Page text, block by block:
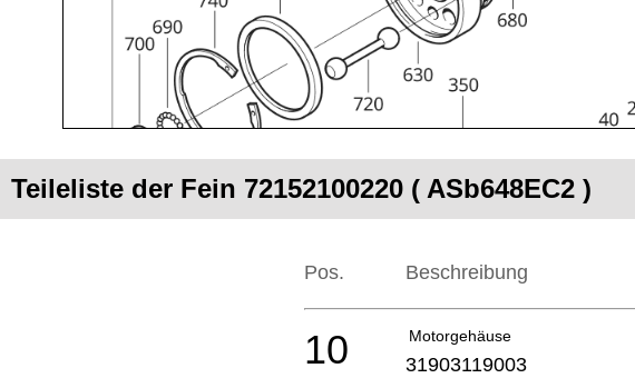
Teileliste der Fein 72152100220 ( ASb648EC2 )
Pos. Beschreibung
Motorgehäuse
10 31903119003